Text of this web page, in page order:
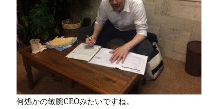
何処かの敏腕CEOみたいですね。